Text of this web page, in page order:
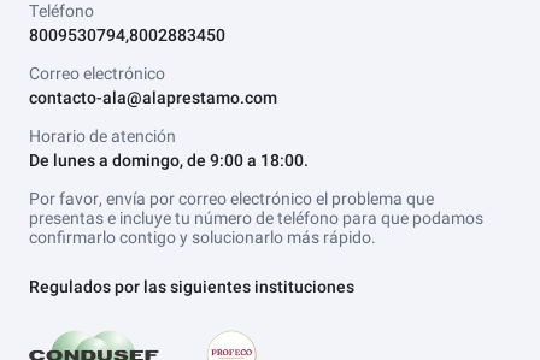
Teléfono
8009530794,8002883450
Correo electrónico
contacto-ala@alaprestamo.com
Horario de atención
De lunes a domingo, de 9:00 a 18:00.
Por favor, envía por correo electrónico el problema que
presentas e incluye tu número de teléfono para que podamos
confirmarlo contigo y solucionarlo más rápido.
Regulados por las siguientes instituciones